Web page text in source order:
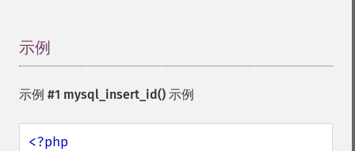
示例
示例 #1 mysql_insert_id() 示例
<?php